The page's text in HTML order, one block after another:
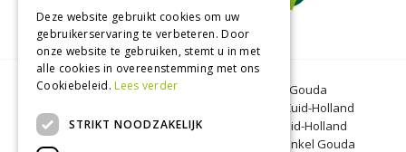
Tuincentrum Gouda
Tuinmeubelen Gouda
Graszoden Zuid-Holland
Kinderboerderij Gouda
Tuincentrum Zuid-Holland
Oranjeband zaden
Dierenwinkel Gouda
Deze website gebruikt cookies om uw
gebruikerservaring te verbeteren. Door
onze website te gebruiken, stemt u in met
alle cookies in overeenstemming met ons
Cookiebeleid.Lees verder
STRIKT NOODZAKELIJK